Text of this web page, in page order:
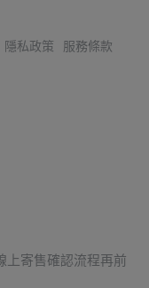
隱私政策 服務條款
上寄售確認流程再前